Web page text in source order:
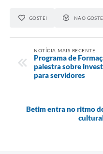
GOSTEI NÃO
NOTÍCIA MAIS RECENTE
Programa de
palestra sobre
para servidores
Betim entra no ritmo